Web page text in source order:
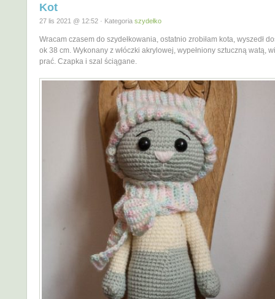
Kot
27 lis 2021 @ 12:52 · Kategoria szydełko
Wracam czasem do szydełkowania, ostatnio zrobiłam kota, wyszedł
ok 38 cm. Wykonany z włóczki akrylowej, wypełniony sztuczną watą,
prać. Czapka i szal ściągane.